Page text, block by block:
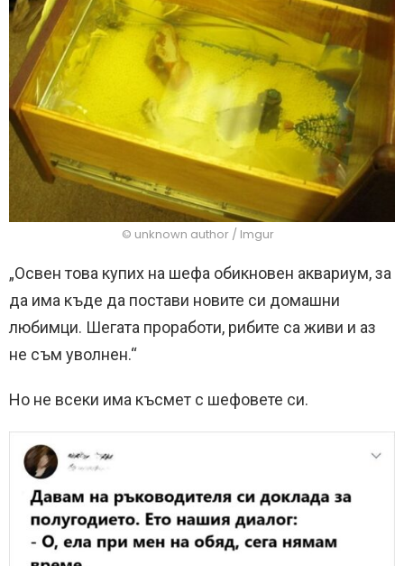
© unknown author / Imgur
„Освен това купих на шефа обикновен аквариум, за
да има къде да постави новите си домашни
любимци. Шегата проработи, рибите са живи и аз
не съм уволнен.“
Но не всеки има късмет с шефовете си.